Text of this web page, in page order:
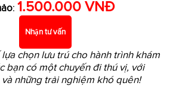
: 1.500.000 VNĐ
Nhận tư vấn
chọn lưu trú cho hành trình khám
bạn có một chuyến đi thú vị, với
những trải nghiệm khó quên!